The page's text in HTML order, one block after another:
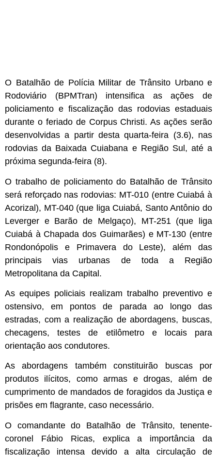
O Batalhão de Polícia Militar de Trânsito Urbano e
Rodoviário (BPMTran) intensifica as ações de
policiamento e fiscalização das rodovias estaduais
durante o feriado de Corpus Christi. As ações serão
desenvolvidas a partir desta quarta-feira (3.6), nas
rodovias da Baixada Cuiabana e Região Sul, até a
próxima segunda-feira (8).
O trabalho de policiamento do Batalhão de Trânsito
será reforçado nas rodovias: MT-010 (entre Cuiabá à
Acorizal), MT-040 (que liga Cuiabá, Santo Antônio do
Leverger e Barão de Melgaço), MT-251 (que liga
Cuiabá à Chapada dos Guimarães) e MT-130 (entre
Rondonópolis e Primavera do Leste), além das
principais vias urbanas de toda a Região
Metropolitana da Capital.
As equipes policiais realizam trabalho preventivo e
ostensivo, em pontos de parada ao longo das
estradas, com a realização de abordagens, buscas,
checagens, testes de etilômetro e locais para
orientação aos condutores.
As abordagens também constituirão buscas por
produtos ilícitos, como armas e drogas, além de
cumprimento de mandados de foragidos da Justiça e
prisões em flagrante, caso necessário.
O comandante do Batalhão de Trânsito, tenente-
coronel Fábio Ricas, explica a importância da
fiscalização intensa devido a alta circulação de